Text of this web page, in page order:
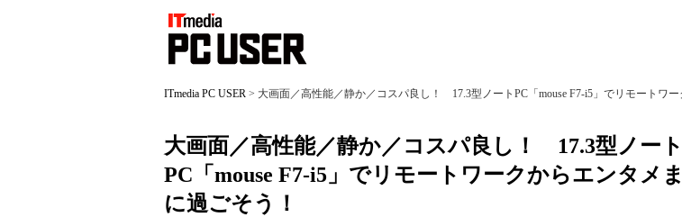
ITmedia PC USER > 大画面／高性能／静か／コスパ良し！ 17.3型ノートPC「mouse F7-i5」でリモートワ
大画面／高性能／静か／コスパ良し！ 17.3型ノート
PC「mouse F7-i5」でリモートワークからエンタメ
に過ごそう！